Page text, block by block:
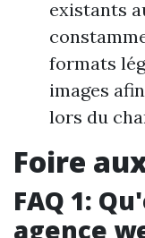
existants
formats
images
lors du
Foire
FAQ 1:
agence